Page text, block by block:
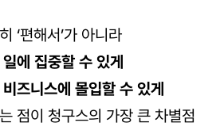
‘편해서’가 아니라
에 집중할 수 있게
즈니스에 몰입할 수 있게
점이 청구스의 가장 큰 차별점